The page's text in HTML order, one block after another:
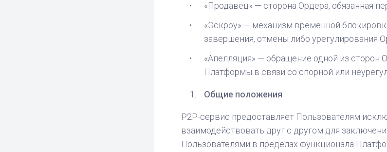
«Продавец» — сторона Ордерa, обязанная
«Эскроу» — механизм временной
завершения, отмены либо урегулирования
«Апелляция» — обращение одной из сторон
Платформы в связи со спорной или
Общие положения
P2P-сервис предоставляет Пользователям
взаимодействовать друг с другом для
Пользователями в пределах функционала